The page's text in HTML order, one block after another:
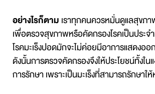
อย่างไรก็ตาม เราทุกคนควรหมั่นดูแลสุขภ
เพื่อตรวจสุขภาพหรือคัดกรองโรคเป็นประจ
โรคมะเร็งปอดมักจะไม่ค่อยมีอาการแสดงออ
ดังนั้นการตรวจคัดกรองจึงให้ประโยชน์ทั้งในแ
การรักษา เพราะเป็นมะเร็งที่สามารถรักษาใ